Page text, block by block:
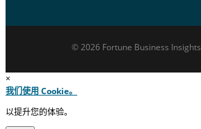
© 2026 Fortune Business
×
我们使用 Cookie。
以提升您的体验。